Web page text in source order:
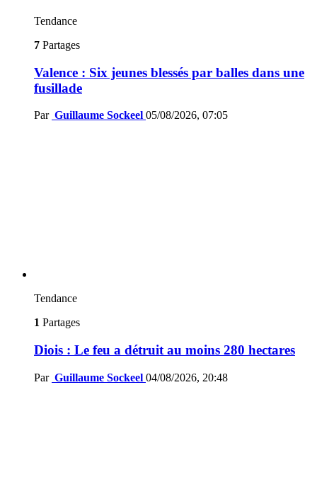
Tendance
7 Partages
Valence : Six jeunes blessés par balles dans une
fusillade
Par Guillaume Sockeel 05/08/2026, 07:05
Tendance
1 Partages
Diois : Le feu a détruit au moins 280 hectares
Par Guillaume Sockeel 04/08/2026, 20:48